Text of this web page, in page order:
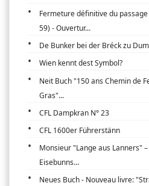
Fermeture définitive du
59) - Ouvertur...
De Bunker bei der Bréck zu
Wien kennt dest Symbol?
Neit Buch "150 ans Chemin de
Gras"...
CFL Dampkran N° 23
CFL 1600er Führerstänn
Monsieur "Lange aus Lanners"
Eisebunns...
Neues Buch - Nouveau livre: